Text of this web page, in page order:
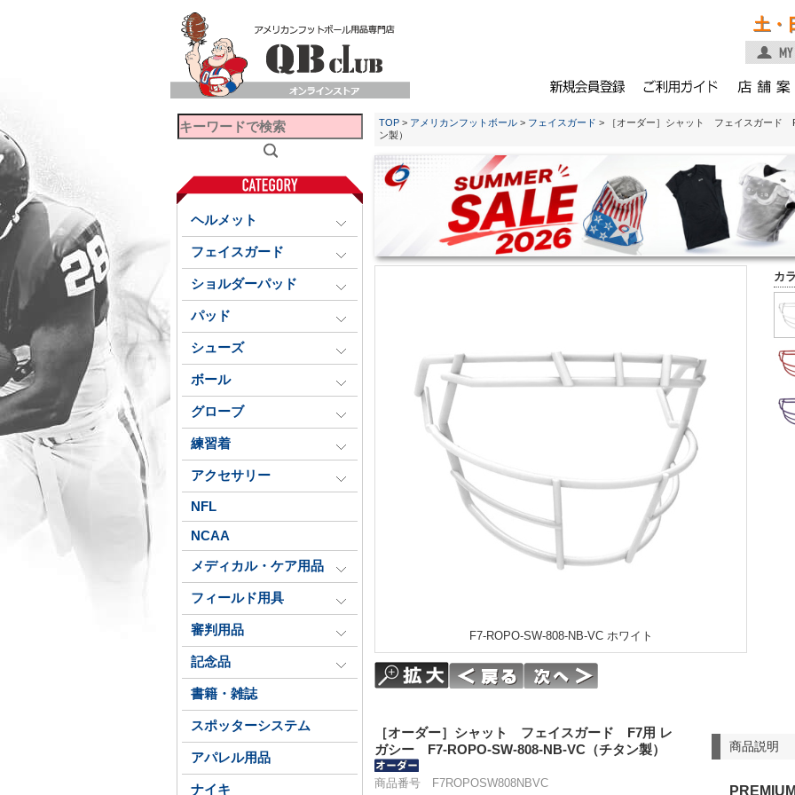
土・
ヘルメット
フェイスガード
ショルダーパッド
パッド
シューズ
ボール
グローブ
練習着
アクセサリー
NFL
NCAA
メディカル・ケア用品
フィールド用具
審判用品
記念品
書籍・雑誌
スポッターシステム
アパレル用品
ナイキ
TOP > アメリカンフットボール > フェイスガード > ［オーダー］シャット フェイスガード
ン製）
カ
F7-ROPO-SW-808-NB-VC ホワイト
商品説明
［オーダー］シャット フェイスガード F7用 レ
ガシー F7-ROPO-SW-808-NB-VC（チタン製）
商品番号 F7ROPOSW808NBVC